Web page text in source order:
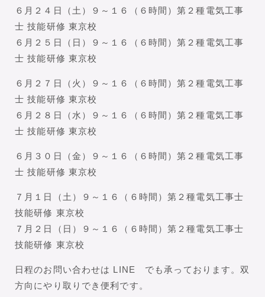
６月２４日（土）９～１６（６時間）第２種電気工事
士 技能研修 東京校
６月２５日（日）９～１６（６時間）第２種電気工事
士 技能研修 東京校
６月２７日（火）９～１６（６時間）第２種電気工事
士 技能研修 東京校
６月２８日（水）９～１６（６時間）第２種電気工事
士 技能研修 東京校
６月３０日（金）９～１６（６時間）第２種電気工事
士 技能研修 東京校
７月１日（土）９～１６（６時間）第２種電気工事士
技能研修 東京校
７月２日（日）９～１６（６時間）第２種電気工事士
技能研修 東京校
日程のお問い合わせは LINE でも承っております。双
方向にやり取りでき便利です。